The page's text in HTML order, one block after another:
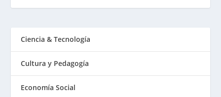
Ciencia & Tecnología
Cultura y Pedagogía
Economía Social